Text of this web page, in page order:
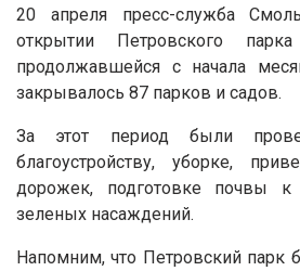
20 апреля пресс-служба
открытии Петровского
продолжавшейся с начала
закрывалось 87 парков и садов.
За этот период были
благоустройству, уборке,
дорожек, подготовке почвы
зеленых насаждений.
Напомним, что Петровский парк